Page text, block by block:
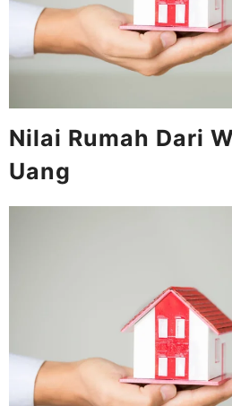
Nilai Rumah Dari
Uang